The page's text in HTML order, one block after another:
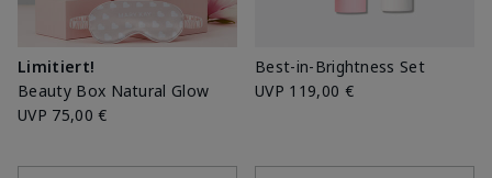
Limitiert!
Beauty Box Natural Glow
UVP 75,00 €
Best-in-Brightness Set
UVP 119,00 €